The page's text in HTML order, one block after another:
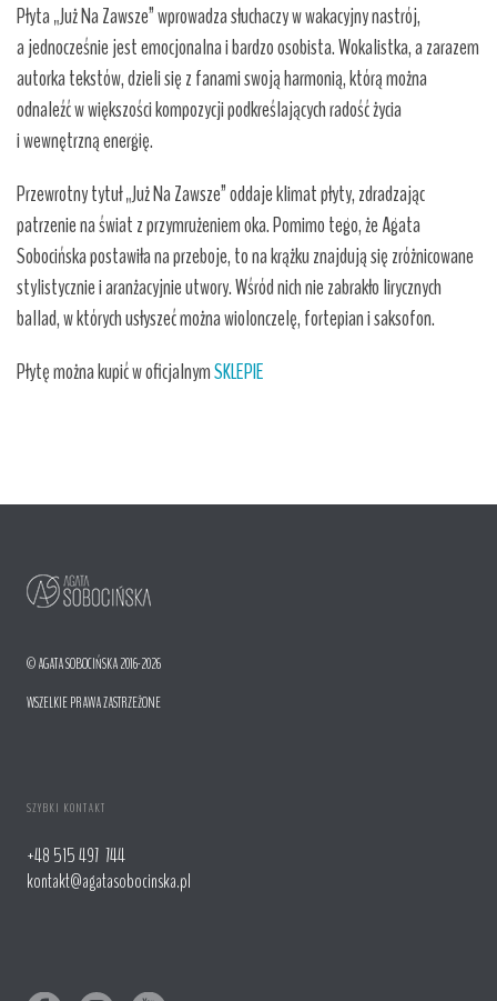
Płyta „Już Na Zawsze” wprowadza słuchaczy w wakacyjny nastrój,
a jednocześnie jest emocjonalna i bardzo osobista. Wokalistka, a zarazem
autorka tekstów, dzieli się z fanami swoją harmonią, którą można
odnaleźć w większości kompozycji podkreślających radość życia
i wewnętrzną energię.
Przewrotny tytuł „Już Na Zawsze” oddaje klimat płyty, zdradzając
patrzenie na świat z przymrużeniem oka. Pomimo tego, że Agata
Sobocińska postawiła na przeboje, to na krążku znajdują się zróżnicowane
stylistycznie i aranżacyjnie utwory. Wśród nich nie zabrakło lirycznych
ballad, w których usłyszeć można wiolonczelę, fortepian i saksofon.
Płytę można kupić w oficjalnymSKLEPIE
© AGATA SOBOCIŃSKA 2016-2026
WSZELKIE PRAWA ZASTRZEŻONE
SZYBKI KONTAKT
+48 515 497 744
kontakt@agatasobocinska.pl